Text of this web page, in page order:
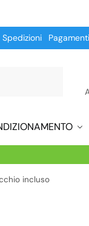
Spedizioni Pagamenti
incluso